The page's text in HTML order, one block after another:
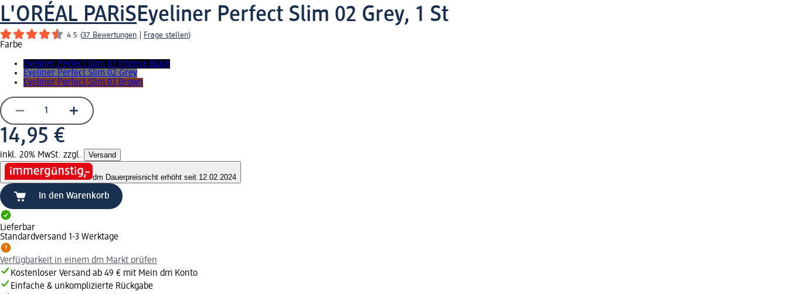
L'ORÉAL PARiSEyeliner Perfect Slim 02 Grey, 1 St
4.5 (37 Bewertungen Frage stellen)
Farbe
Eyeliner Perfect Slim 01 Intense Black
Eyeliner Perfect Slim 02 Grey
Eyeliner Perfect Slim 03 Brown
14,95 €
inkl. 20% MwSt. zzgl. Versand
dm Dauerpreisnicht erhöht seit 12.02.2024
In den Warenkorb
Lieferbar
Standardversand 1-3 Werktage
Verfügbarkeit in einem dm Markt prüfen
Kostenloser Versand ab 49 € mit Mein dm Konto
Einfache & unkomplizierte Rückgabe